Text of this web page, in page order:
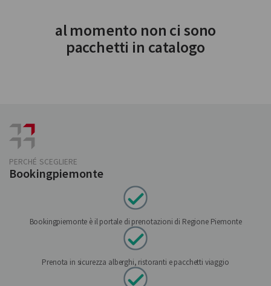
al momento non ci sono
pacchetti in catalogo
PERCHÉ SCEGLIERE
Bookingpiemonte
Bookingpiemonte è il portale di prenotazioni di Regione Piemonte
Prenota in sicurezza alberghi, ristoranti e pacchetti viaggio